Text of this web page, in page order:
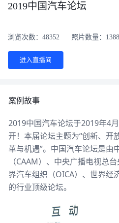
2019中国汽车论坛
浏览次数：48352 照片数量：1388
进入直播间
案例故事
2019中国汽车论坛于2019年4
开！本届论坛主题为“创新、
革与机遇”。中国汽车论坛是由
（CAAM）、中央广播电视总
界汽车组织（OICA）、世界经
的行业顶级论坛。